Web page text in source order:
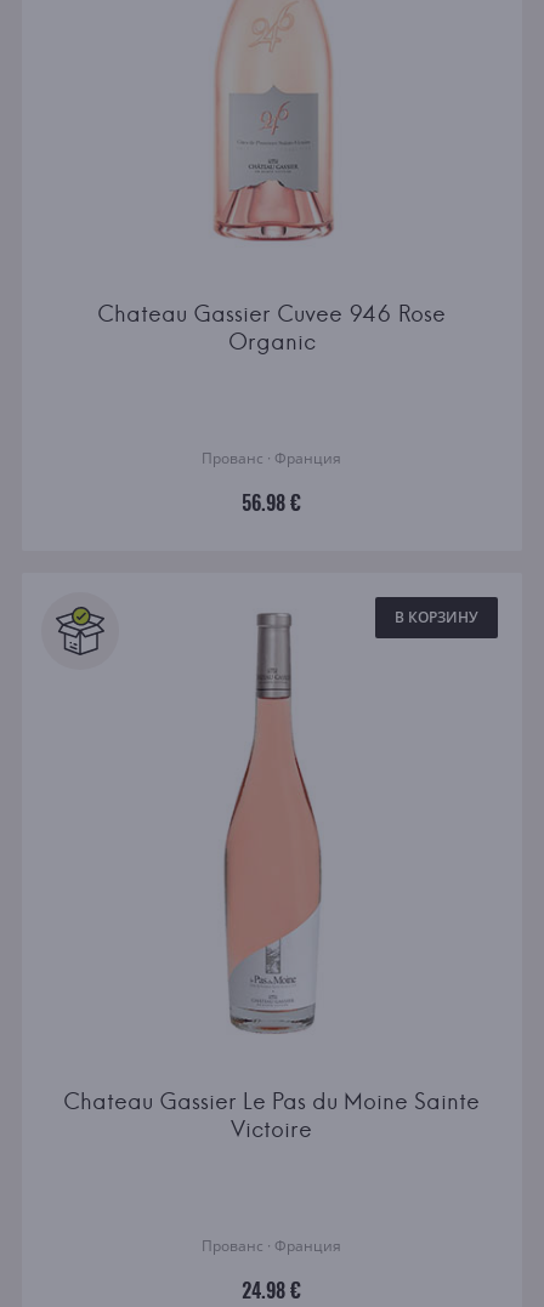
Chateau Gassier Cuvee 946 Rose
Organic
Прованс · Франция
56.98 €
В КОРЗИНУ
Chateau Gassier Le Pas du Moine Sainte
Victoire
Прованс · Франция
24.98 €